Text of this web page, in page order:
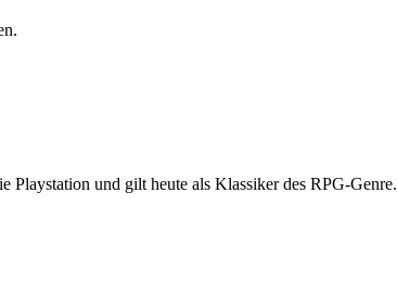
Playstation und gilt heute als Klassiker des RPG-Genre.